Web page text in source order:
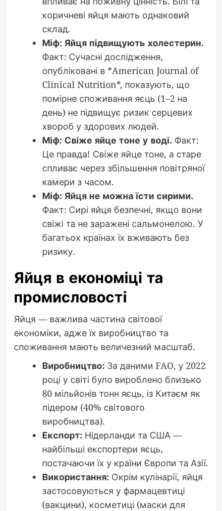
коричневі яйця мають однаковий
склад.
Міф: Яйця підвищують холестерин.
Факт: Сучасні дослідження,
опубліковані в *American Journal of
Clinical Nutrition*, показують, що
помірне споживання яєць (1–2 на
день) не підвищує ризик серцевих
хвороб у здорових людей.
Міф: Свіже яйце тоне у воді. Факт:
Це правда! Свіже яйце тоне, а старе
спливає через збільшення повітряної
камери з часом.
Міф: Яйця не можна їсти сирими.
Факт: Сирі яйця безпечні, якщо вони
свіжі та не заражені сальмонелою. У
багатьох країнах їх вживають без
ризику.
Яйця в економіці та
промисловості
Яйця — важлива частина світової
економіки, адже їх виробництво та
споживання мають величезний масштаб.
Виробництво:За даними FAO, у 2022
році у світі було вироблено близько
80 мільйонів тонн яєць, із Китаєм як
лідером (40% світового
виробництва).
Експорт:Нідерланди та США —
найбільші експортери яєць,
постачаючи їх у країни Європи та Азії.
Використання:Окрім кулінарії, яйця
застосовуються у фармацевтиці
(вакцини), косметиці (маски для